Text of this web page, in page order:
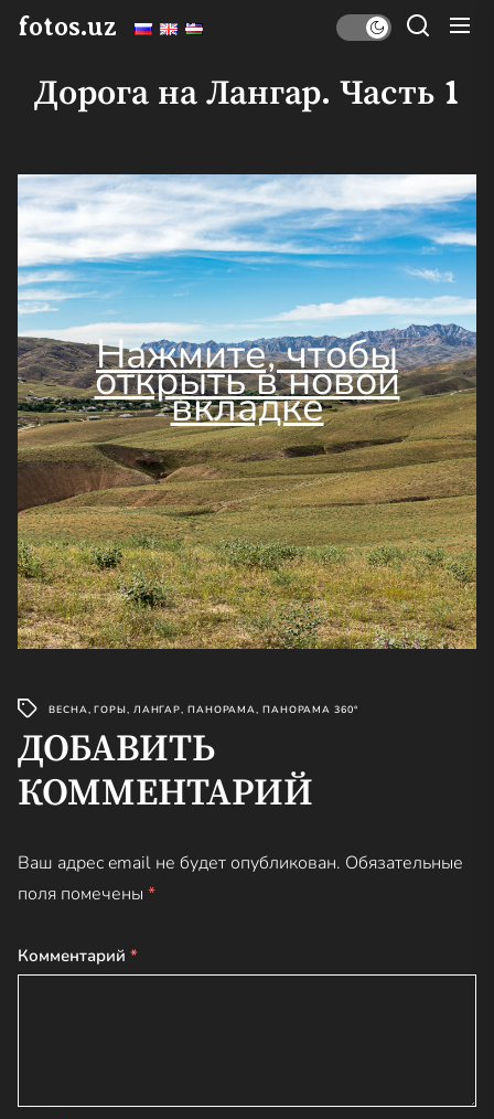
Перейти
fotos.uz
Дорога на Лангар. Часть 1
Нажмите, чтобы
открыть в новой
вкладке
ВЕСНА,ГОРЫ, ЛАНГАР, ПАНОРАМА, ПАНОРАМА 360°
ДОБАВИТЬ
КОММЕНТАРИЙ
Ваш адрес email не будет опубликован. Обязательные
поля помечены *
Комментарий *